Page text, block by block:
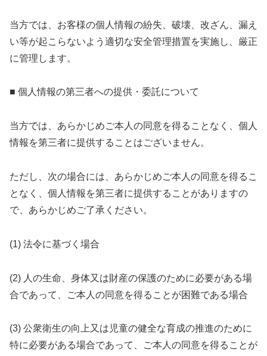
当方では、お客様の個人情報の紛失、破壊、改ざん、漏え
い等が起こらないよう適切な安全管理措置を実施し、厳正
に管理します。
■ 個人情報の第三者への提供・委託について
当方では、あらかじめご本人の同意を得ることなく、個人
情報を第三者に提供することはございません。
ただし、次の場合には、あらかじめご本人の同意を得るこ
となく、個人情報を第三者に提供することがありますの
で、あらかじめご了承ください。
(1) 法令に基づく場合
(2) 人の生命、身体又は財産の保護のために必要がある場
合であって、ご本人の同意を得ることが困難である場合
(3) 公衆衛生の向上又は児童の健全な育成の推進のために
特に必要がある場合であって、ご本人の同意を得ることが